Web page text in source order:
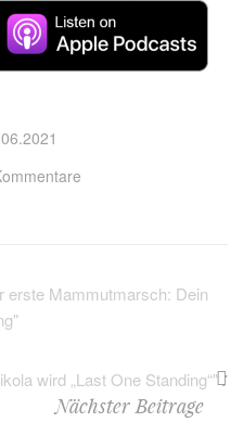
erste Mammutmarsch: Dein
wird „Last One Standing“" :
Nächster Beitrage